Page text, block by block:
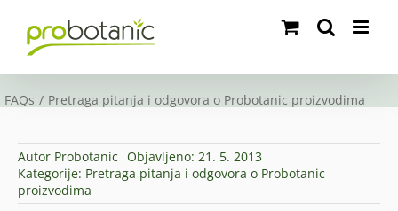
content
FAQs Pretraga pitanja i odgovora o Probotanic proizvodima
Autor Probotanic Objavljeno: 21. 5. 2013
Kategorije: Pretraga pitanja i odgovora o Probotanic
proizvodima